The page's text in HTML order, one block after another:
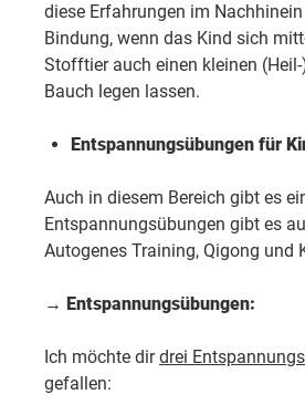
diese Erfahrungen im
Bindung, wenn das Kind sich
Stofftier auch einen kleinen
Bauch legen lassen.
Entspannungsübungen für
Auch in diesem Bereich gibt es
Entspannungsübungen gibt es
Autogenes Training, Qigong und
→ Entspannungsübungen:
Ich möchte dirdrei
gefallen: